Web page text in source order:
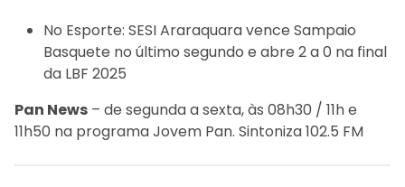
No Esporte: SESI Araraquara vence Sampaio
Basquete no último segundo e abre 2 a 0 na final
da LBF 2025
Pan News – de segunda a sexta, às 08h30 / 11h e
11h50 na programa Jovem Pan. Sintoniza 102.5 FM